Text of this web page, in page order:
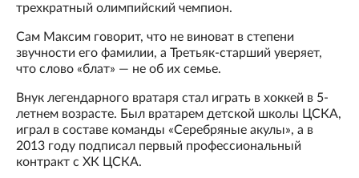
трехкратный олимпийский чемпион.
Сам Максим говорит, что не виноват в степени
звучности его фамилии, а Третьяк-старший уверяет,
что слово «блат» — не об их семье.
Внук легендарного вратаря стал играть в хоккей в 5-
летнем возрасте. Был вратарем детской школы ЦСКА,
играл в составе команды «Серебряные акулы», а в
2013 году подписал первый профессиональный
контракт с ХК ЦСКА.